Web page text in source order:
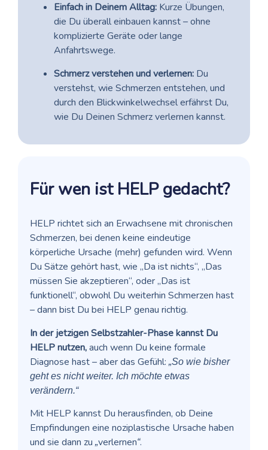
Einfach in Deinem Alltag: Kurze Übungen,
die Du überall einbauen kannst – ohne
komplizierte Geräte oder lange
Anfahrtswege.
Schmerz verstehen und verlernen: Du
verstehst, wie Schmerzen entstehen, und
durch den Blickwinkelwechsel erfährst Du,
wie Du Deinen Schmerz verlernen kannst.
Für wen ist HELP gedacht?
HELP richtet sich an Erwachsene mit chronischen
Schmerzen, bei denen keine eindeutige
körperliche Ursache (mehr) gefunden wird. Wenn
Du Sätze gehört hast, wie „Da ist nichts“, „Das
müssen Sie akzeptieren“, oder„Das ist
funktionell“, obwohl Du weiterhin Schmerzen hast
– dann bist Du bei HELP genau richtig.
In der jetzigen Selbstzahler-Phase kannst Du
HELP nutzen,auch wenn Du keine formale
Diagnose hast – aber das Gefühl: „So wie bisher
geht es nicht weiter. Ich möchte etwas
verändern.“
Mit HELP kannst Du herausfinden, ob Deine
Empfindungen eine noziplastische Ursache haben
und sie dann zu „verlernen“.